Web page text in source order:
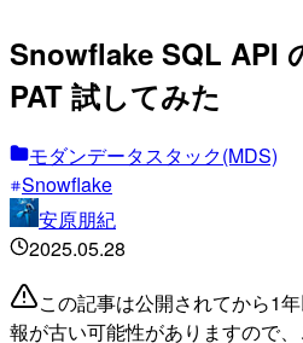
Snowflake SQL API
PAT 試してみた
モダンデータスタック(MDS)
Snowflake
安原朋紀
2025.05.28
この記事は公開されてから1
報が古い可能性がありますので、